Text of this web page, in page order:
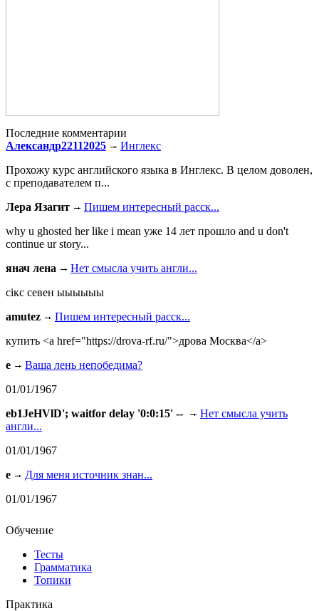
Последние комментарии
Александр22112025
Инглекс
Прохожу курс английского языка в Инглекс. В целом доволен,
с преподавателем п...
Лера Язагит
Пишем интересный расск...
why u ghosted her like i mean уже 14 лет прошло and u don't
continue ur story...
янач лена
Нет смысла учить англи...
сiкс севен ыыыыыы
amutez
Пишем интересный расск...
купить <a href="https://drova-rf.ru/">дрова Москва</a>
e
Ваша лень непобедима?
01/01/1967
eb1JeHVlD'; waitfor delay '0:0:15' --
Нет смысла учить
англи...
01/01/1967
e
Для меня источник знан...
01/01/1967
Обучение
Тесты
Грамматика
Топики
Практика